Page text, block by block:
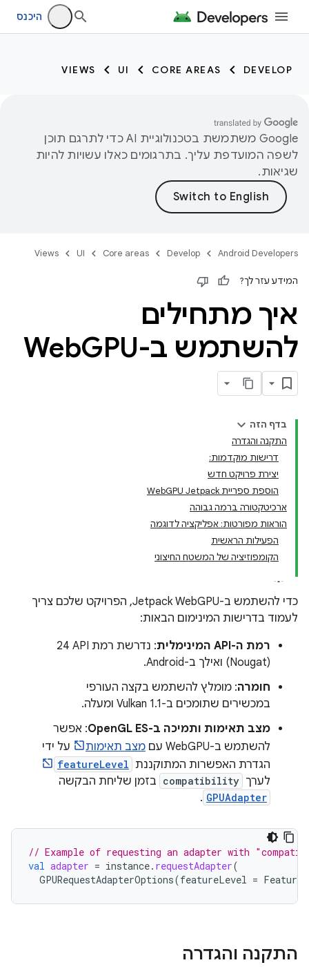
היכנס
DEVELOP
CORE AREAS
UI
VIEWS
‫Google משתמשת בטכנולוגיית AI כדי לתרגם תוכן
לשפה המועדפת עליך. בתרגומים כאלו עשויות להיות
שגיאות.
Android Developers
Develop
Core areas
UI
Views
המידע עזר לך?
איך מתחילים
להשתמש ב-WebGPU
בדף הזה
התקנה והגדרה
דרישות מוקדמות:
יצירת פרויקט חדש
הוספת ספריית WebGPU Jetpack
ארכיטקטורה ברמה גבוהה
הוראות מפורטות: אפליקציה לדוגמה
הפעילות הראשית
הקומפוזיציה של המשטח החיצוני
כדי להשתמש ב-Jetpack WebGPU, הפרויקט שלכם צריך
לעמוד בדרישות המינימום הבאות:
רמת ה-API המינימלית
: נדרשת רמת API‏ 24
(Nougat) ואילך ב-Android.
חומרה: מומלץ להשתמש בקצה העורפי
במכשירים שתומכים ב-Vulkan 1.1 ומעלה.
מצב תאימות ותמיכה ב-OpenGL ES
: אפשר
להשתמש ב-WebGPU עם
מצב תאימות
על ידי
הגדרת האפשרות המתוקננת featureLevel
לערך compatibility בזמן שליחת הבקשה
GPUAdapter
.
// Example of requesting an adapter with
val adapter = instance. requestAdapter(
GPURequestAdapterOptions(featureLevel =
התקנה והגדרה